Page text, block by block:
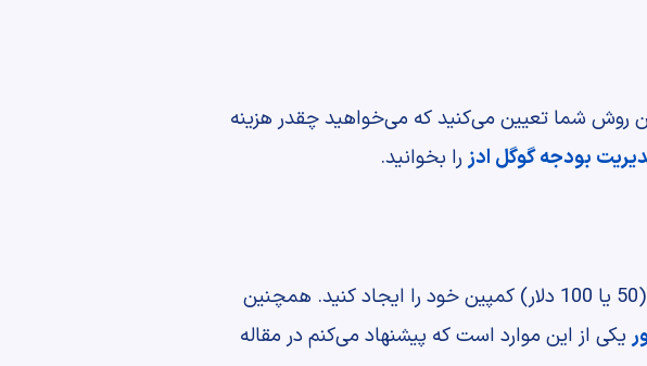
روش شما تعیین می‌کنید که می‌خواهید چقدر هزینه
بودجه گوگل ادز را بخوانید.
تبلیغ در گوگل ارزان است؛ اما نه به سادگی. مهم است که می‌توانید با بودجه کم (50 یا 100 دلار) کمپین خود را ایجاد کنید. همچنین
یکی از این موارد است که پیشنهاد می‌کنم در مقاله